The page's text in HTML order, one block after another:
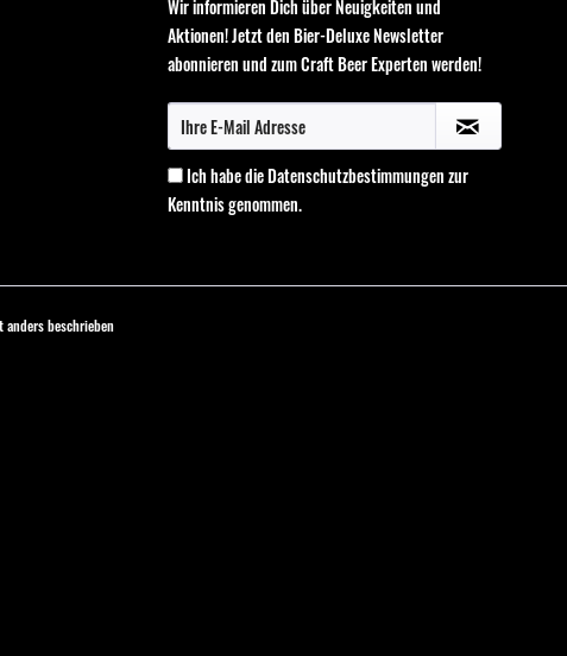
Wir informieren Dich über Neuigkeiten und
Aktionen! Jetzt den Bier-Deluxe Newsletter
abonnieren und zum Craft Beer Experten werden!
Ich habe dieDatenschutzbestimmungenzur
Kenntnis genommen.
beschrieben